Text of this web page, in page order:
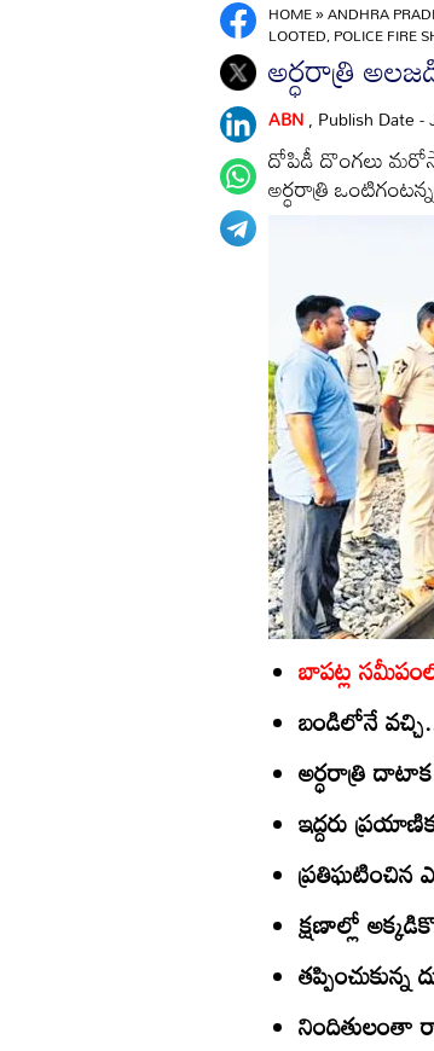
HOME»ANDHRA
LOOTED, POLICE FIRE
అర్ధరాత్రి
ABN, Publish Date
దోపిడీ దొంగలు
అర్ధరాత్రి
బాపట్ల
బండిలోనే
అర్ధరాత్రి
ఇద్దరు
ప్రతిఘటించిన
క్షణాల్లో
నిందితులంతా